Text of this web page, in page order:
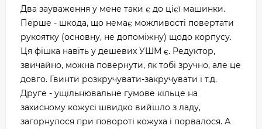
Два зауваження у мене таки є до цієї машинки.
Перше - шкода, що немає можливості повертати
рукоятку (основну, не допоміжну) щодо корпусу.
Ця фішка навіть у дешевих УШМ є. Редуктор,
звичайно, можна повернути, як тобі зручно, але це
довго. Гвинти розкручувати-закручувати і т.д.
Друге - ущільнювальне гумове кільце на
захисному кожусі швидко вийшло з ладу,
загорнулося при повороті кожуха і порвалося. А